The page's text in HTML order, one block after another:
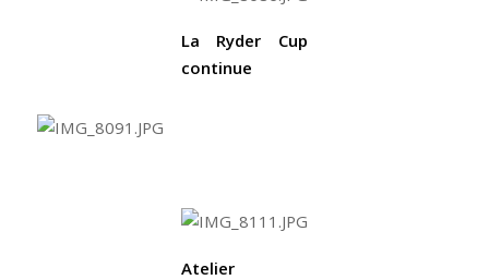
La Ryder Cup
continue
Atelier